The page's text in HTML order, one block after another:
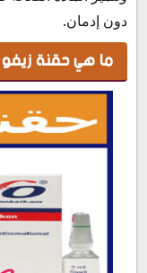
دون إدمان.
ما هي حقنة زيفو